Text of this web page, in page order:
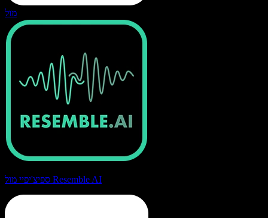
מול
ספיצ'יפיי מול Resemble AI